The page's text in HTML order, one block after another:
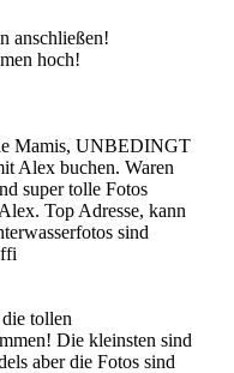
anschließen!
hoch!
Mamis, UNBEDINGT
Alex buchen. Waren
super tolle Fotos
Top Adresse, kann
sind
tollen
Die kleinsten sind
aber die Fotos sind